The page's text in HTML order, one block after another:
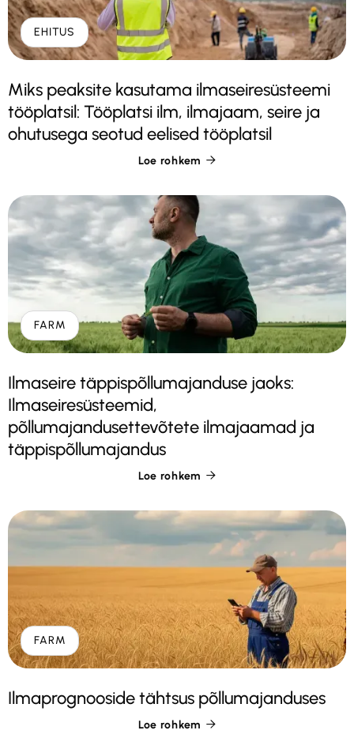
EHITUS
Miks peaksite kasutama ilmaseiresüsteemi
tööplatsil: Tööplatsi ilm, ilmajaam, seire ja
ohutusega seotud eelised tööplatsil
Loe rohkem 
FARM
Ilmaseire täppispõllumajanduse jaoks:
Ilmaseiresüsteemid,
põllumajandusettevõtete ilmajaamad ja
täppispõllumajandus
Loe rohkem 
FARM
Ilmaprognooside tähtsus põllumajanduses
Loe rohkem 